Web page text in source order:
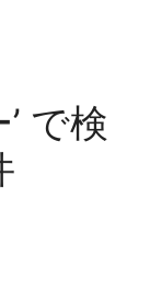
で検